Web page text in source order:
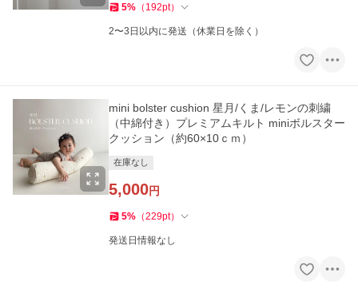
5% （ 192pt）
2〜3日以内に発送（休業日を除く）
mini bolster cushion 星月/くま/レモンの刺繍
（中綿付き）プレミアムキルト miniボルスター
クッション（約60×10ｃｍ）
在庫なし
5,000円
5% （229pt）
発送日情報なし